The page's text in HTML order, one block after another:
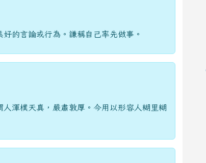
的言論或行為。謙稱自己率先做事。
渾樸天真，嚴肅敦厚。今用以形容人糊里糊